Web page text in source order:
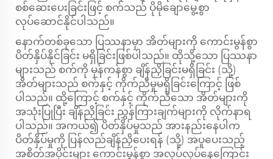
စစ်ဆေးပေးခြင်းဖြင့် စက်သည် ပိုမိုချောမွေ့စွာ
လုပ်ဆောင်နိုင်ပါသည်။
နောက်တစ်ခုသော ပြဿနာမှာ အိတ်များကို ကောင်းမွန်စွာ
ပိတ်နှိပ်နိုင်ခြင်း မရှိခြင်းဖြစ်ပါသည်။ ထိုသို့သော ပြဿနာ
များသည် စက်ကို မှန်ကန်စွာ ချိန်ညှိခြင်းမရှိခြင်း (သို့)
အိတ်များသည် စက်နှင့် ကိုက်ညီမှုမရှိခြင်းကြောင့် ဖြစ်
ပါသည်။ ထို့ကြောင့် စက်နှင့် ကိုက်ညီသော အိတ်များကို
အသုံးပြုပြီး ချိန်ညှိခြင်း ညွှန်ကြားချက်များကို လိုက်နာရ
ပါသည်။ အကယ်၍ ပိတ်နှိပ်မှုသည် အားနည်းနေပါက
ပိတ်နှိပ်မှုကို ပြန်လည်ချိန်ညှိပေးရန် (သို့) အပူပေးသည့်
အစိတ်အပိုင်းများ ကောင်းမွန်စွာ အလုပ်လုပ်နေကြောင်း